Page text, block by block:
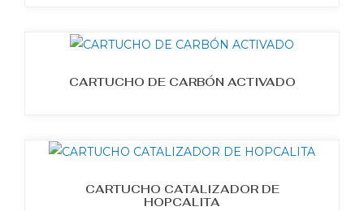
CARTUCHO DE CARBÓN ACTIVADO
CARTUCHO CATALIZADOR DE
HOPCALITA